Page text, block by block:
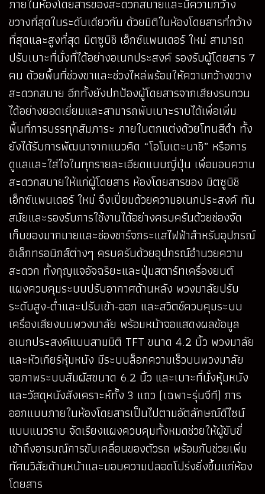
ภายในห้องโดยสารของสะดวกสบายและมีความกว้าง
ขวางที่สุดในระดับเดียวกัน ด้วยมิติในห้องโดยสารที่กว้าง
ที่สุดและสูงที่สุด มิตซูบิชิ เอ็กซ์แพนเดอร์ ใหม่ สามารถ
ปรับเบาะที่นั่งที่ได้อย่างอเนกประสงค์ รองรับผู้โดยสาร 7
คน ด้วยพื้นที่ช่วงขาและช่วงไหล่พร้อมให้ความกว้างขวาง
สะดวกสบาย อีกทั้งยังปกป้องผู้โดยสารจากเสียงรบกวน
ได้อย่างยอดเยี่ยมและสามารถพับเบาะราบได้เพื่อเพิ่ม
พื้นที่การบรรทุกสัมภาระ ภายในตกแต่งด้วยโทนสีดำ ทั้ง
ยังได้รับการพัฒนาจากแนวคิด “โอโมเตะนาชิ” หรือการ
ดูแลและใส่ใจในทุกรายละเอียดแบบญี่ปุ่น เพื่อมอบความ
สะดวกสบายให้แก่ผู้โดยสาร ห้องโดยสารของ มิตซูบิชิ
เอ็กซ์แพนเดอร์ ใหม่ จึงเปี่ยมด้วยความอเนกประสงค์ ทัน
สมัยและรองรับการใช้งานได้อย่างครบครันด้วยช่องจัด
เก็บของมากมายและช่องชาร์จกระแสไฟฟ้าสำหรับอุปกรณ์
อิเล็กทรอนิกส์ต่างๆ ครบครันด้วยอุปกรณ์อำนวยความ
สะดวก ทั้งกุญแจอัจฉริยะและปุ่มสตาร์ทเครื่องยนต์
แผงควบคุมระบบปรับอากาศด้านหลัง พวงมาลัยปรับ
ระดับสูง-ต่ำและปรับเข้า-ออก และสวิตช์ควบคุมระบบ
เครื่องเสียงบนพวงมาลัย พร้อมหน้าจอแสดงผลข้อมูล
อเนกประสงค์แบบสามมิติ TFT ขนาด 4.2 นิ้ว พวงมาลัย
และหัวเกียร์หุ้มหนัง มีระบบล็อกความเร็วบนพวงมาลัย
จอภาพระบบสัมผัสขนาด 6.2 นิ้ว และเบาะที่นั่งหุ้มหนัง
และวัสดุหนังสังเคราะห์ทั้ง 3 แถว (เฉพาะรุ่นจีที) การ
ออกแบบภายในห้องโดยสารเป็นไปตามอัตลักษณ์ดีไซน์
แบบแนวราบ จัดเรียงแผงควบคุมทั้งหมดช่วยให้ผู้ขับขี่
เข้าถึงอารมณ์การขับเคลื่อนของตัวรถ พร้อมกับช่วยเพิ่ม
ทัศนวิสัยด้านหน้าและมอบความปลอดโปร่งยิ่งขึ้นแก่ห้อง
โดยสาร